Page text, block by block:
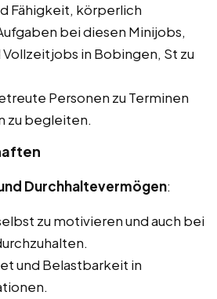
Fähigkeit, körperlich
bei diesen Minijobs,
in Bobingen, St zu
Personen zu Terminen
zu begleiten.
Durchhaltevermögen:
zu motivieren und auch bei
und Belastbarkeit in